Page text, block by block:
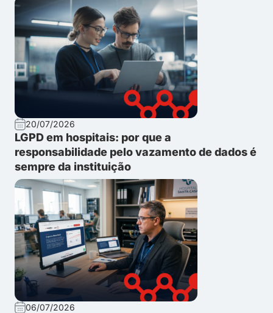
20/07/2026
LGPD em hospitais: por que a
responsabilidade pelo vazamento de dados é
sempre da instituição
06/07/2026